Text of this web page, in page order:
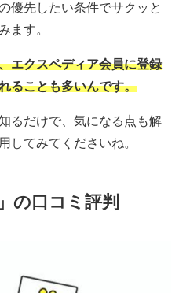
優先したい条件でサクッと
ます。
エクスペディア会員に登録
ることも多いんです。
るだけで、気になる点も解
してみてくださいね。
の口コミ評判